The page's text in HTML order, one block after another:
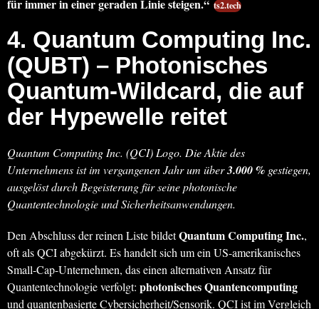
für immer in einer geraden Linie steigen.“ ts2.tech
4. Quantum Computing Inc.
(QUBT) – Photonisches
Quantum-Wildcard, die auf
der Hypewelle reitet
Quantum Computing Inc. (QCI) Logo. Die Aktie des
Unternehmens ist im vergangenen Jahr um über3.000 % gestiegen,
ausgelöst durch Begeisterung für seine photonische
Quantentechnologie und Sicherheitsanwendungen.
Den Abschluss der reinen Liste bildetQuantum Computing Inc.,
oft als QCI abgekürzt. Es handelt sich um ein US-amerikanisches
Small-Cap-Unternehmen, das einen alternativen Ansatz für
Quantentechnologie verfolgt: photonisches Quantencomputing
und quantenbasierte Cybersicherheit/Sensorik. QCI ist im Vergleich